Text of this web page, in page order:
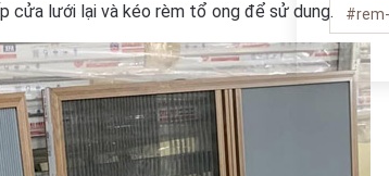
cửa lưới lại và kéo rèm tổ ong để sử dung.